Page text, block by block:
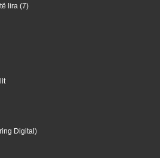
lira (7)
Digital)